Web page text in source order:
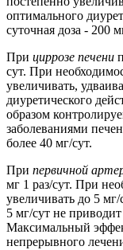
оптимального
суточная доза - 200
При циррозе печени
сут. При
увеличивать,
диуретического
образом
заболеваниями
более 40 мг/сут.
При первичной
мг 1 раз/сут. При
увеличивать до 5
5 мг/сут не
Максимальный
непрерывного